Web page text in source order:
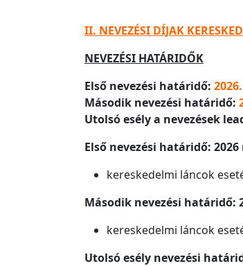
II. NEVEZÉSI DÍJAK
NEVEZÉSI HATÁRIDŐK
Első nevezési határidő:
Második nevezési határidő:
Utolsó esély a nevezések
Első nevezési határidő:
kereskedelmi láncok
Második nevezési határidő:
kereskedelmi láncok
Utolsó esély nevezési